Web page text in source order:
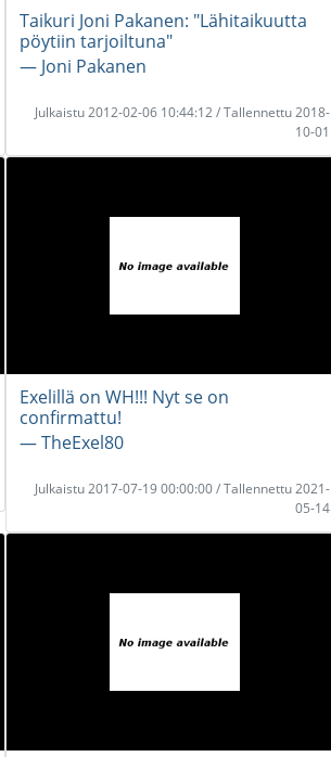
Taikuri Joni Pakanen: "Lähitaikuutta
pöytiin tarjoiltuna"
― Joni Pakanen
Julkaistu 2012-02-06 10:44:12 / Tallennettu 2018-
10-01
Exelillä on WH!!! Nyt se on
confirmattu!
― TheExel80
Julkaistu 2017-07-19 00:00:00 / Tallennettu 2021-
05-14